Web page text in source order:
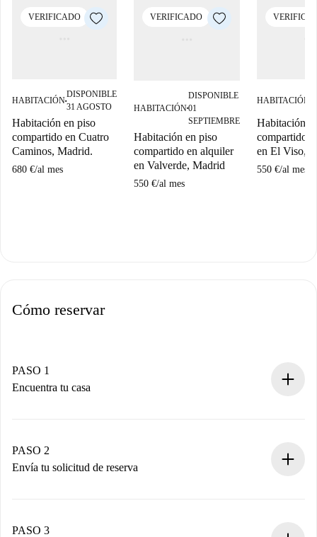
VERIFICADO
HABITACIÓN■
DISPONIBLE
31 AGOSTO
Habitación en piso
compartido en Cuatro
Caminos, Madrid.
680 €/al mes
VERIFICADO
HABITACIÓN■
DISPONIBLE
01
SEPTIEMBRE
Habitación en piso
compartido en alquiler
en Valverde, Madrid
550 €/al mes
HABITACIÓN
Habitación
compartido
en El Viso,
550 €/al mes
Cómo reservar
PASO 1
Encuentra tu casa
Tienes toda la información necesaria por adelantado.
PASO 2
Envía tu solicitud de reserva
propietario acepte.
PASO 3